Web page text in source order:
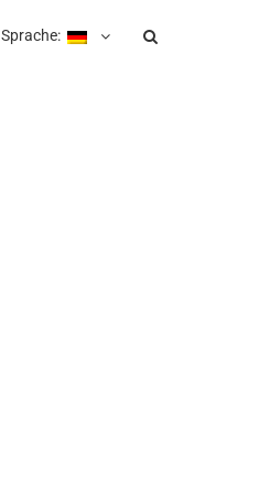
Sprache: